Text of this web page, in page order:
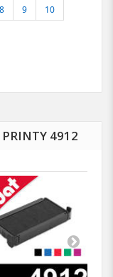
8 9
10
PRINTY 4912